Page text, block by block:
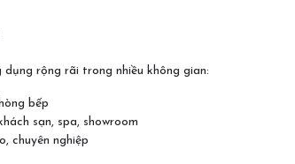
rộng rãi trong nhiều không gian:
bếp
sạn, spa, showroom
chuyên nghiệp